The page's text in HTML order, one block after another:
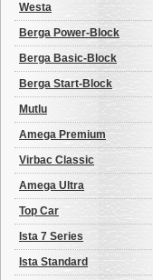
Westa
Berga Power-Block
Berga Basic-Block
Berga Start-Block
Mutlu
Amega Premium
Virbac Classic
Amega Ultra
Top Car
Ista 7 Series
Ista Standard